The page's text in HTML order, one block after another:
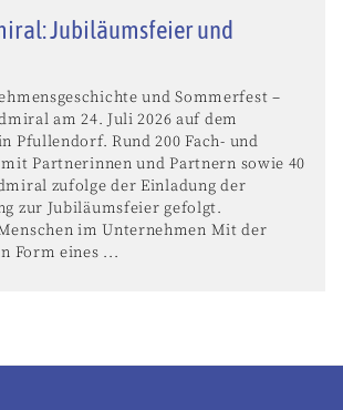
Jubiläumsfeier und
und Sommerfest –
am 24. Juli 2026 auf dem
Pfullendorf. Rund 200 Fach- und
Partnerinnen und Partnern sowie 40
zufolge der Einladung der
zur Jubiläumsfeier gefolgt.
im Unternehmen Mit der
Form eines ...